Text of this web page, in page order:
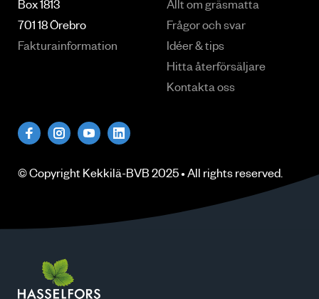
Box 1813
701 18 Örebro
Fakturainformation
Allt om gräsmatta
Frågor och svar
Idéer & tips
Hitta återförsäljare
Kontakta oss
© Copyright Kekkilä-BVB 2025 • All rights reserved.